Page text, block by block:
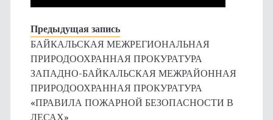
Предыдущая запись
БАЙКАЛЬСКАЯ МЕЖРЕГИОНАЛЬНАЯ
ПРИРОДООХРАННАЯ ПРОКУРАТУРА
ЗАПАДНО-БАЙКАЛЬСКАЯ МЕЖРАЙОННАЯ
ПРИРОДООХРАННАЯ ПРОКУРАТУРА
«ПРАВИЛА ПОЖАРНОЙ БЕЗОПАСНОСТИ В
ЛЕСАХ»